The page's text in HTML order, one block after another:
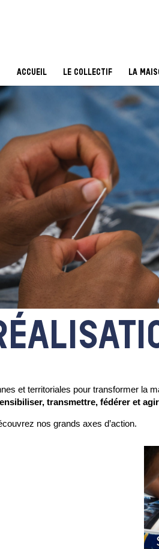
ACCUEIL LE COLLECTIF LA
et territoriales pour transformer la
transmettre, fédérer et
nos grands axes d’action.